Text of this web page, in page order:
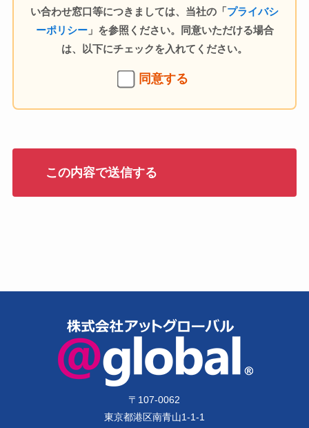
い合わせ窓口等につきましては、当社の「プライバシ
ーポリシー」を参照ください。同意いただける場合
は、以下にチェックを入れてください。
同意する
〒 107-0062
東京都港区南青山1-1-1